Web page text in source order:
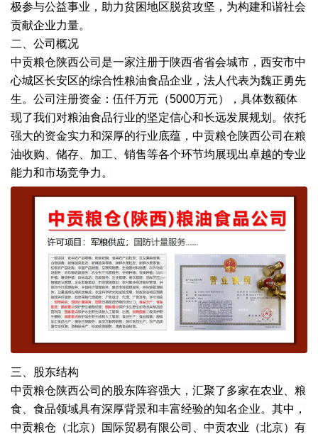
极参与公益事业，助力贫困地区脱贫攻坚，为构建和谐社会
贡献企业力量。
二、公司概况
中贡粮仓陕西公司是一家注册于陕西省省会城市，西安市中
心城区长安区的综合性粮油食品企业，法人代表为魏正勇先
生。公司注册资金：伍仟万元（5000万元），具体数额体
现了我们对粮油食品行业的坚定信心和长远发展规划。依托
强大的资金实力和深厚的行业底蕴，中贡粮仓陕西公司在粮
油收购、储存、加工、销售等各个环节均展现出卓越的专业
能力和市场竞争力。
三、股东结构
中贡粮仓陕西公司的股东阵容强大，汇聚了多家在农业、粮
食、食品领域具有深厚背景和丰富经验的知名企业。其中，
中贡粮仓（北京）国际贸易有限公司、中贡农业（北京）有